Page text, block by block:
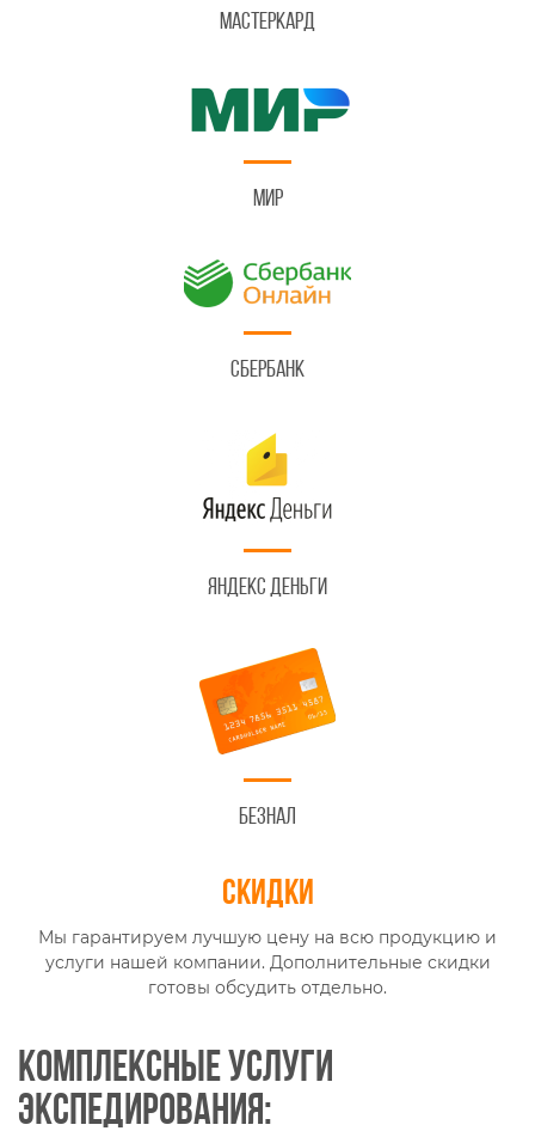
Мастеркард
Мир
Сбербанк
Яндекс Деньги
Безнал
Скидки
Мы гарантируем лучшую цену на всю продукцию и
услуги нашей компании. Дополнительные скидки
готовы обсудить отдельно.
Комплексные услуги
экспедирования: